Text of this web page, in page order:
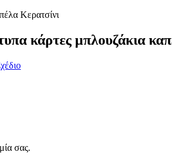
κάρτες μπλουζάκια
σας.